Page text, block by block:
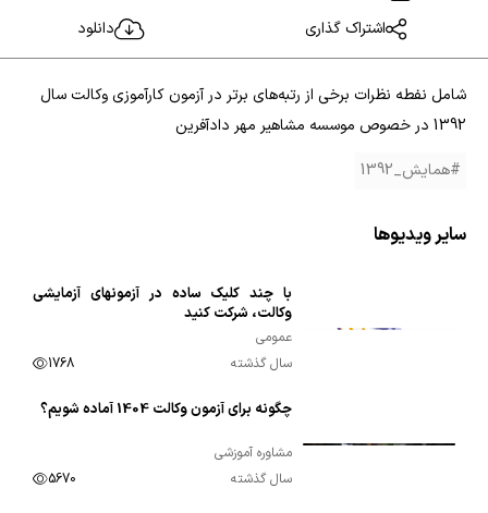
اشتراک گذاری
دانلود
شامل نفطه نظرات برخی از رتبه‌های برتر در آزمون کارآموزی وکالت سال
1392 در خصوص موسسه مشاهیر مهر دادآفرین
#همایش_1392
سایر ویدیوها
با چند کلیک ساده در آزمونهای آزمایشی
وکالت، شرکت کنید
عمومی
سال گذشته
1768
چگونه برای آزمون وکالت 1404 آماده شویم؟
مشاوره آموزشی
سال گذشته
5670